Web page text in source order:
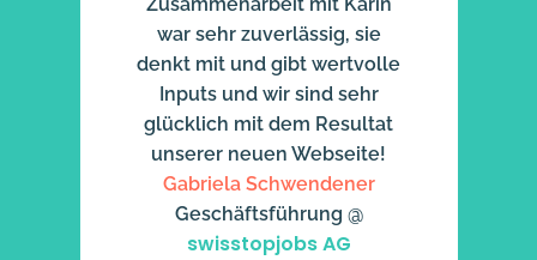
Zusammenarbeit mit Karin
war sehr zuverlässig, sie
denkt mit und gibt wertvolle
Inputs und wir sind sehr
glücklich mit dem Resultat
unserer neuen Webseite!
Gabriela Schwendener
Geschäftsführung @
swisstopjobs AG